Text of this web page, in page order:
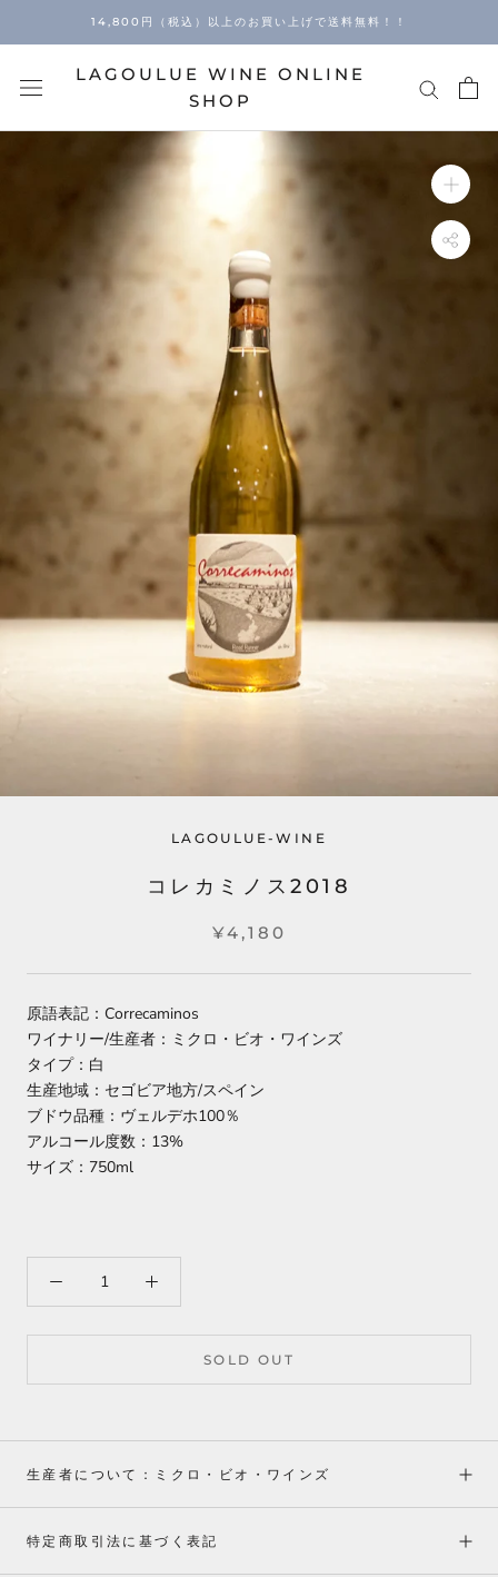
14,800円（税込）以上のお買い上げで送料無料！！
LAGOULUE WINE ONLINE
SHOP
LAGOULUE-WINE
コレカミノス2018
¥4,180
原語表記：Correcaminos
ワイナリー/生産者：ミクロ・ビオ・ワインズ
タイプ：白
生産地域：セゴビア地方/スペイン
ブドウ品種：ヴェルデホ100％
アルコール度数：13%
サイズ：750ml
SOLD OUT
生産者について：ミクロ・ビオ・ワインズ
特定商取引法に基づく表記